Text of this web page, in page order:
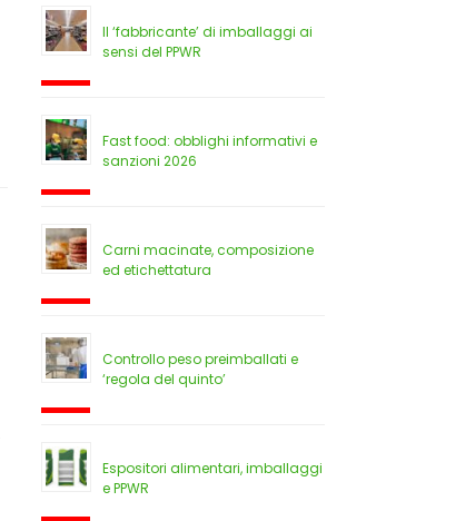
Il ‘fabbricante’ di imballaggi ai
sensi del PPWR
Fast food: obblighi informativi e
sanzioni 2026
Carni macinate, composizione
ed etichettatura
Controllo peso preimballati e
‘regola del quinto’
Espositori alimentari, imballaggi
e PPWR